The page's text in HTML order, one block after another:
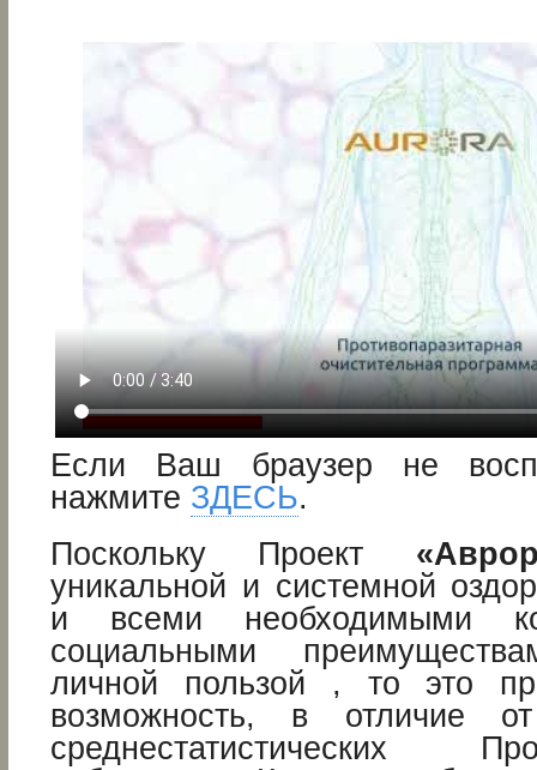
Если Ваш браузер не
нажмите ЗДЕСЬ.
Поскольку Проект
уникальной и системной
и всеми необходимыми
социальными
личной пользой , то это
возможность, в отличие
среднестатистических